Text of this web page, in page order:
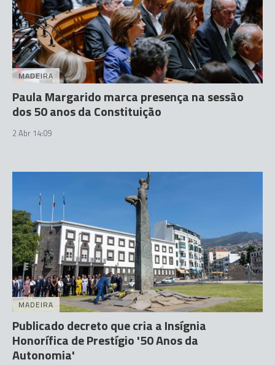
MADEIRA
Paula Margarido marca presença na sessão
dos 50 anos da Constituição
2 Abr 14:09
MADEIRA
Publicado decreto que cria a Insígnia
Honorífica de Prestígio '50 Anos da
Autonomia'